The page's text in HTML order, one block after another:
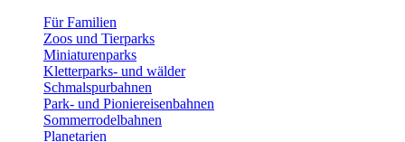
Für Familien
Zoos und Tierparks
Miniaturenparks
Kletterparks- und wälder
Schmalspurbahnen
Park- und Pioniereisenbahnen
Sommerrodelbahnen
Planetarien